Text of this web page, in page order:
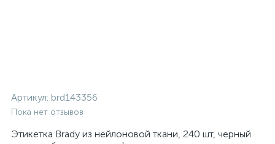
Артикул: brd143356
Пока нет отзывов
Этикетка Brady из нейлоновой ткани, 240 шт, черный